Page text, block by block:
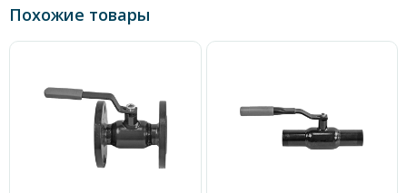
Похожие товары